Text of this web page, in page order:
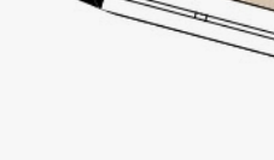
Локація
Київ,